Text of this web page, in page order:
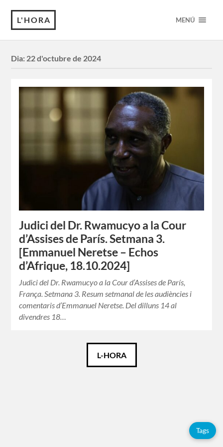
L'HORA MENÚ
Dia: 22 d'octubre de 2024
Judici del Dr. Rwamucyo a la Cour
d’Assises de París. Setmana 3.
[Emmanuel Neretse – Echos
d’Afrique, 18.10.2024]
Judici del Dr. Rwamucyo a la Cour d’Assises de París,
França. Setmana 3. Resum setmanal de les audiències i
comentaris d’Emmanuel Neretse. Del dilluns 14 al
divendres 18…
L-HORA
Tags